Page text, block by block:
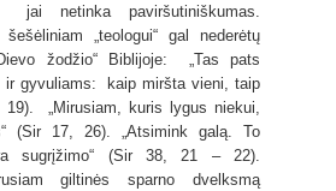
jai netinka paviršutiniškumas.
„teologui“ gal nederėtų
žodžio“ Biblijoje: „Tas pats
ir gyvuliams: kaip miršta vieni, taip
„Mirusiam, kuris lygus niekui,
(Sir 17, 26). „Atsimink galą. To
sugrįžimo“ (Sir 38, 21 – 22).
giltinės sparno dvelksmą